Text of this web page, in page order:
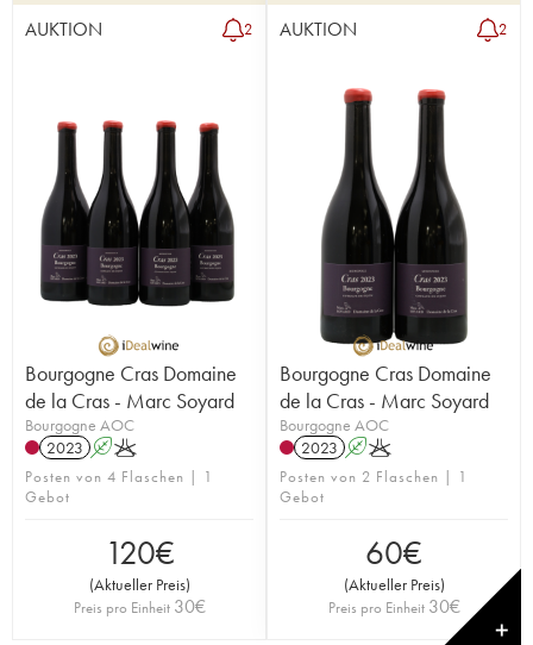
AUKTION 2
Bourgogne Cras Domaine
de la Cras - Marc Soyard
Bourgogne AOC
2023 AK
Posten von 4 Flaschen | 1
Gebot
120€
(Aktueller Preis)
Preis pro Einheit 30€
AUKTION 2
Bourgogne Cras Domaine
de la Cras - Marc Soyard
Bourgogne AOC
2023 AK
Posten von 2 Flaschen | 1
Gebot
60€
(Aktueller Preis)
Preis pro Einheit 30€
✕